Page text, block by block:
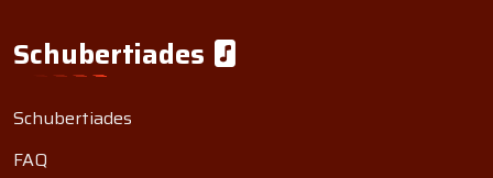
Schubertiades
Schubertiades
FAQ